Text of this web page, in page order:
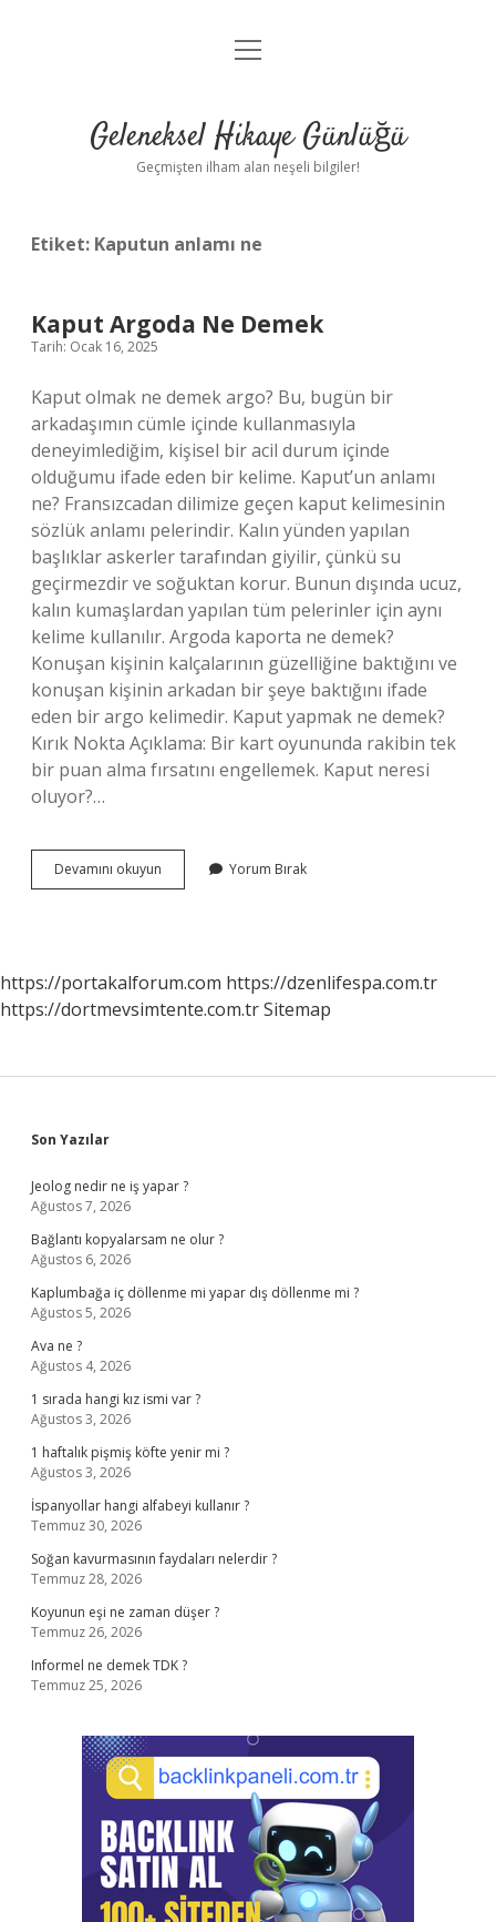
Anasayfa
Yasal Uyarı
menüyü
Geleneksel Hikaye Günlüğü
Geçmişten ilham alan neşeli bilgiler!
Etiket: Kaputun anlamı ne
Kaput Argoda Ne Demek
Tarih: Ocak 16, 2025
Kaput olmak ne demek argo? Bu, bugün bir
arkadaşımın cümle içinde kullanmasıyla
deneyimlediğim, kişisel bir acil durum içinde
olduğumu ifade eden bir kelime. Kaput’un anlamı
ne? Fransızcadan dilimize geçen kaput kelimesinin
sözlük anlamı pelerindir. Kalın yünden yapılan
başlıklar askerler tarafından giyilir, çünkü su
geçirmezdir ve soğuktan korur. Bunun dışında ucuz,
kalın kumaşlardan yapılan tüm pelerinler için aynı
kelime kullanılır. Argoda kaporta ne demek?
Konuşan kişinin kalçalarının güzelliğine baktığını ve
konuşan kişinin arkadan bir şeye baktığını ifade
eden bir argo kelimedir. Kaput yapmak ne demek?
Kırık Nokta Açıklama: Bir kart oyununda rakibin tek
bir puan alma fırsatını engellemek. Kaput neresi
oluyor?…
Devamını okuyun
Argoda
Yorum Bırak
https://portakalforum.com https://dzenlifespa.com.tr
https://dortmevsimtente.com.trSitemap
Sidebar
Son Yazılar
Jeolog nedir ne iş yapar ?
Ağustos 7, 2026
Bağlantı kopyalarsam ne olur ?
Ağustos 6, 2026
Kaplumbağa iç döllenme mi yapar dış döllenme mi ?
Ağustos 5, 2026
Ava ne ?
Ağustos 4, 2026
1 sırada hangi kız ismi var ?
Ağustos 3, 2026
1 haftalık pişmiş köfte yenir mi ?
Ağustos 3, 2026
İspanyollar hangi alfabeyi kullanır ?
Temmuz 30, 2026
Soğan kavurmasının faydaları nelerdir ?
Temmuz 28, 2026
Koyunun eşi ne zaman düşer ?
Temmuz 26, 2026
Informel ne demek TDK ?
Temmuz 25, 2026